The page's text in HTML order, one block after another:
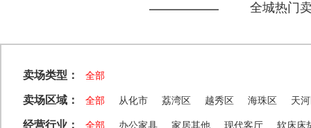
全城热门
卖场类型： 全部
卖场区域： 全部 从化市 荔湾区 越秀区 海珠区 天
经营行业： 全部 办公家具 家居其他 现代客厅 软床床